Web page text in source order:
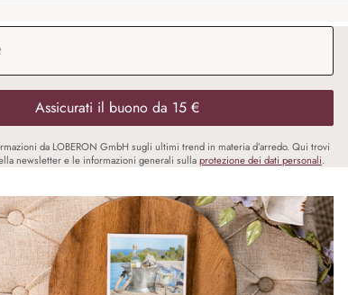
Assicurati il buono da 15 €
da LOBERON GmbH sugli ultimi trend in materia d’arredo. Qui trovi
newsletter e le informazioni generali sullaprotezione dei dati personali.